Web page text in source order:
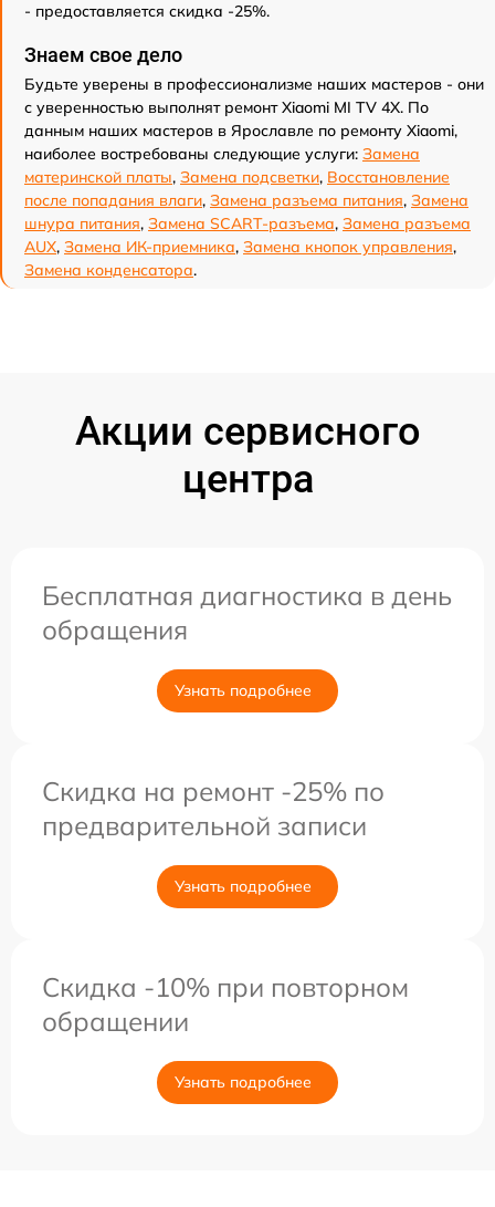
- предоставляется скидка -25%.
Знаем свое дело
Будьте уверены в профессионализме наших мастеров - они
с уверенностью выполнят ремонт Xiaomi MI TV 4X. По
данным наших мастеров в Ярославле по ремонту Xiaomi,
наиболее востребованы следующие услуги: Замена
материнской платы, Замена подсветки, Восстановление
после попадания влаги, Замена разъема питания, Замена
шнура питания, Замена SCART-разъема, Замена разъема
AUX, Замена ИК-приемника, Замена кнопок управления,
Замена конденсатора.
Акции сервисного
центра
Бесплатная диагностика в день
обращения
Узнать подробнее
Скидка на ремонт -25% по
предварительной записи
Узнать подробнее
Скидка -10% при повторном
обращении
Узнать подробнее